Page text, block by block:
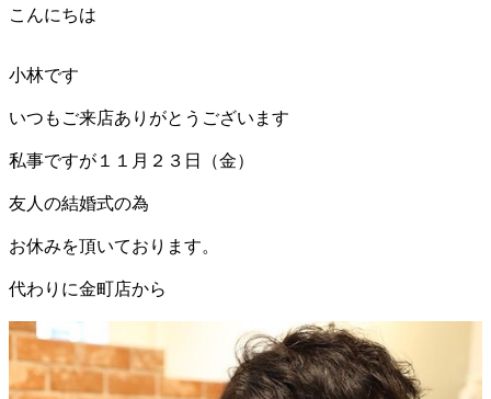
こんにちは
小林です
いつもご来店ありがとうございます
私事ですが１１月２３日（金）
友人の結婚式の為
お休みを頂いております。
代わりに金町店から